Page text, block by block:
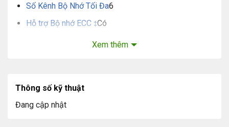
Số Kênh Bộ Nhớ Tối Đa6
Hỗ trợ Bộ nhớ ECC ‡Có
Có hỗ trợ bộ nhớ liên tục Intel® Optane™ DC
Khả năng mở rộng
Phiên bản PCI Express
Xem thêm
Thông số kỹ thuật
Đang cập nhật